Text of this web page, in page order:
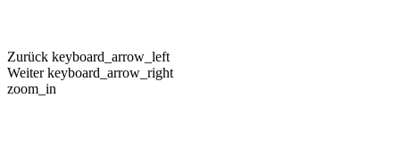
Zurück keyboard_arrow_left
Weiter keyboard_arrow_right
zoom_in